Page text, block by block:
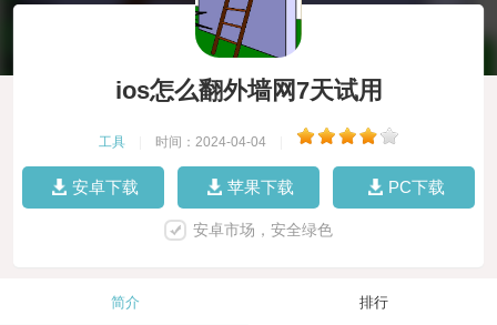
ios怎么翻外墙网7天试用
工具 时间：2024-04-04
安卓下载 苹果下载 PC下载
安卓市场，安全绿色
简介 排行